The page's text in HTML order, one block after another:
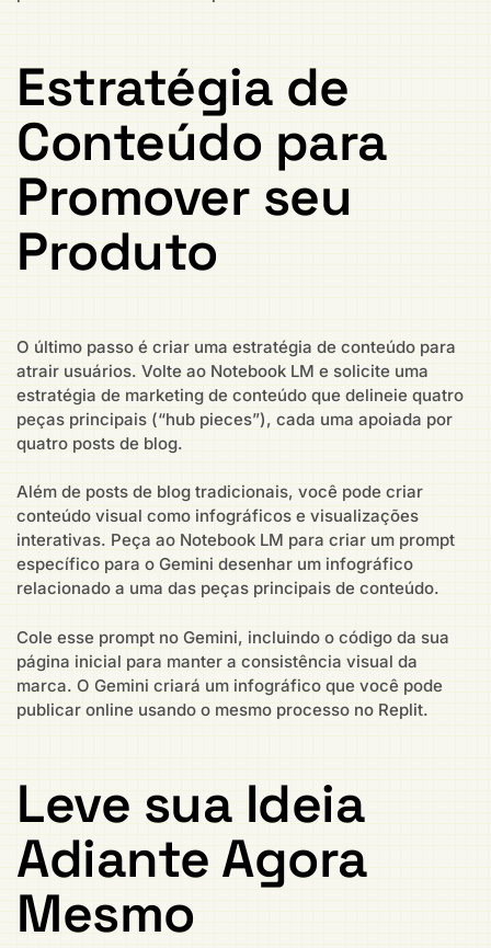
Estratégia de
Conteúdo para
Promover seu
Produto
O último passo é criar uma estratégia de conteúdo para
atrair usuários. Volte ao Notebook LM e solicite uma
estratégia de marketing de conteúdo que delineie quatro
peças principais (“hub pieces”), cada uma apoiada por
quatro posts de blog.
Além de posts de blog tradicionais, você pode criar
conteúdo visual como infográficos e visualizações
interativas. Peça ao Notebook LM para criar um prompt
específico para o Gemini desenhar um infográfico
relacionado a uma das peças principais de conteúdo.
Cole esse prompt no Gemini, incluindo o código da sua
página inicial para manter a consistência visual da
marca. O Gemini criará um infográfico que você pode
publicar online usando o mesmo processo no Replit.
Leve sua Ideia
Adiante Agora
Mesmo